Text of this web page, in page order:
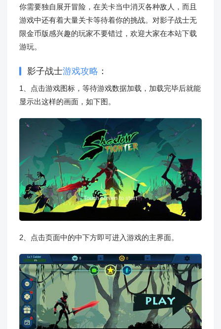
你需要独自展开冒险，在关卡当中消灭各种敌人，而且
游戏中还有着大量关卡等待着你的挑战。对影子战士无
限金币版感兴趣的玩家不要错过，欢迎大家在本站下载
游玩。
影子战士游戏攻略 ：
1、点击游戏图标，等待游戏数据加载，加载完毕后就能
显示出这样的画面，如下图。
2、点击页面中的中下方即可进入游戏的主界面。